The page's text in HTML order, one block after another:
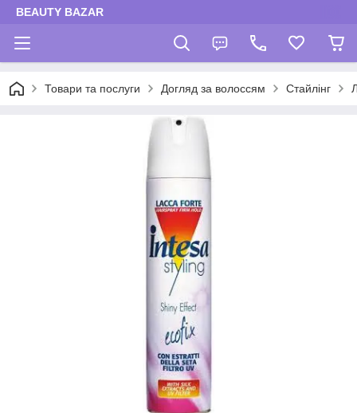
BEAUTY BAZAR
Товари та послуги Догляд за волоссям Стайлінг